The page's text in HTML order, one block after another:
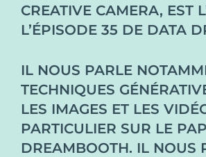
CREATIVE CAMERA, EST
L’ÉPISODE 35 DE DATA
IL NOUS PARLE
TECHNIQUES
LES IMAGES ET LES
PARTICULIER SUR LE
DREAMBOOTH. IL NOUS